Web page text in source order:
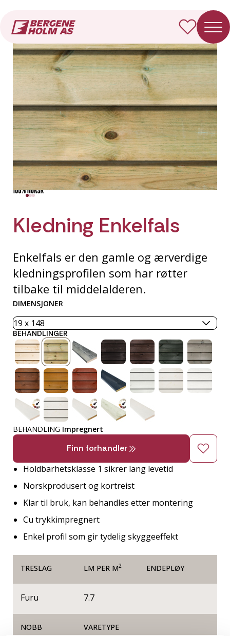
Kledning Enkelfals
Enkelfals er den gamle og ærverdige
kledningsprofilen som har røtter
tilbake til middelalderen.
DIMENSJONER
BEHANDLINGER
BEHANDLING Impregnert
Finn forhandler
Holdbarhetsklasse 1 sikrer lang levetid
Norskprodusert og kortreist
Klar til bruk, kan behandles etter montering
Cu trykkimpregnert
Enkel profil som gir tydelig skyggeeffekt
TRESLAG LM PER M2 ENDEPLØY
Furu 7.7
NOBB VARETYPE